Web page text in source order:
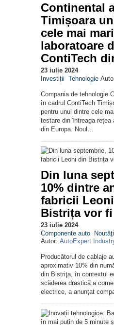
Continental
Timișoara
cele mai mari
laboratoare
ContiTech
23 iulie 2024
Investiții Tehnologie
Compania de tehnologie
în cadrul ContiTech
pentru unul dintre cele
testare din întreaga rețea
din Europa. Noul…
Din luna
10% dintre
fabricii
Bistrița vor
23 iulie 2024
Componente auto
Noutăţi
Autor: AutoExpert
Producătorul de cablaje
aproximativ 10% din
din Bistriţa, în contextul
scăderea drastică a
electrice, a anunțat